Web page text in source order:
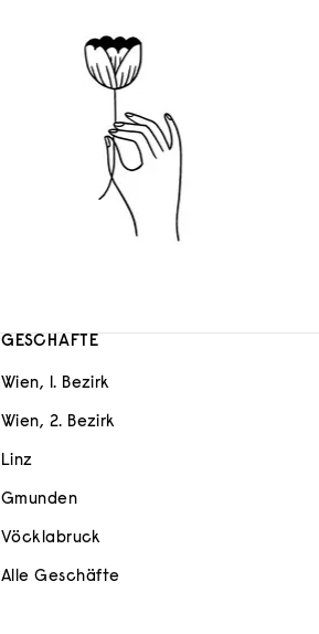
GESCHÄFTE
Wien, 1. Bezirk
Wien, 2. Bezirk
Linz
Gmunden
Vöcklabruck
Alle Geschäfte